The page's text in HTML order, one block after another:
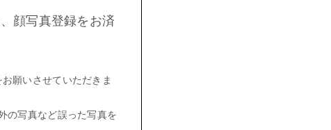
顔写真登録をお済
願いさせていただきま
の写真など誤った写真を